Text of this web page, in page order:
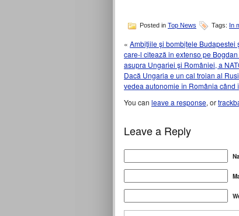
Posted in Top News Tags: In
« Ambiţiile şi bombiţele Budapestei
care-l citează in extenso pe
asupra Ungariei şi României, a
Dacă Ungaria e un cal troian al
vedea autonomie în România când
You can leave a response, or
Leave a Reply